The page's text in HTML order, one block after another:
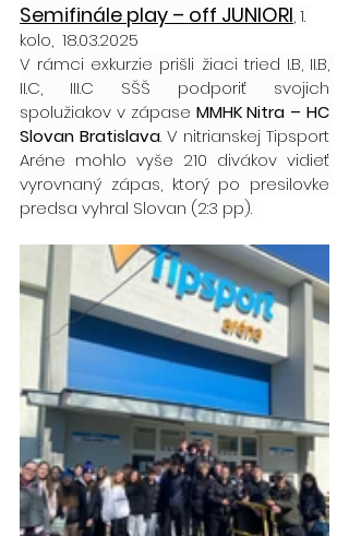
Semifinále play – off JUNIORI, 1.
kolo,  18.03.2025
V rámci exkurzie prišli žiaci tried I.B, II.B,
II.C, III.C SŠŠ podporiť svojich
spolužiakov v zápase MMHK Nitra – HC
Slovan Bratislava. V nitrianskej Tipsport
Aréne mohlo vyše 210 divákov vidieť
vyrovnaný zápas, ktorý po presilovke
predsa vyhral Slovan (2:3 pp).